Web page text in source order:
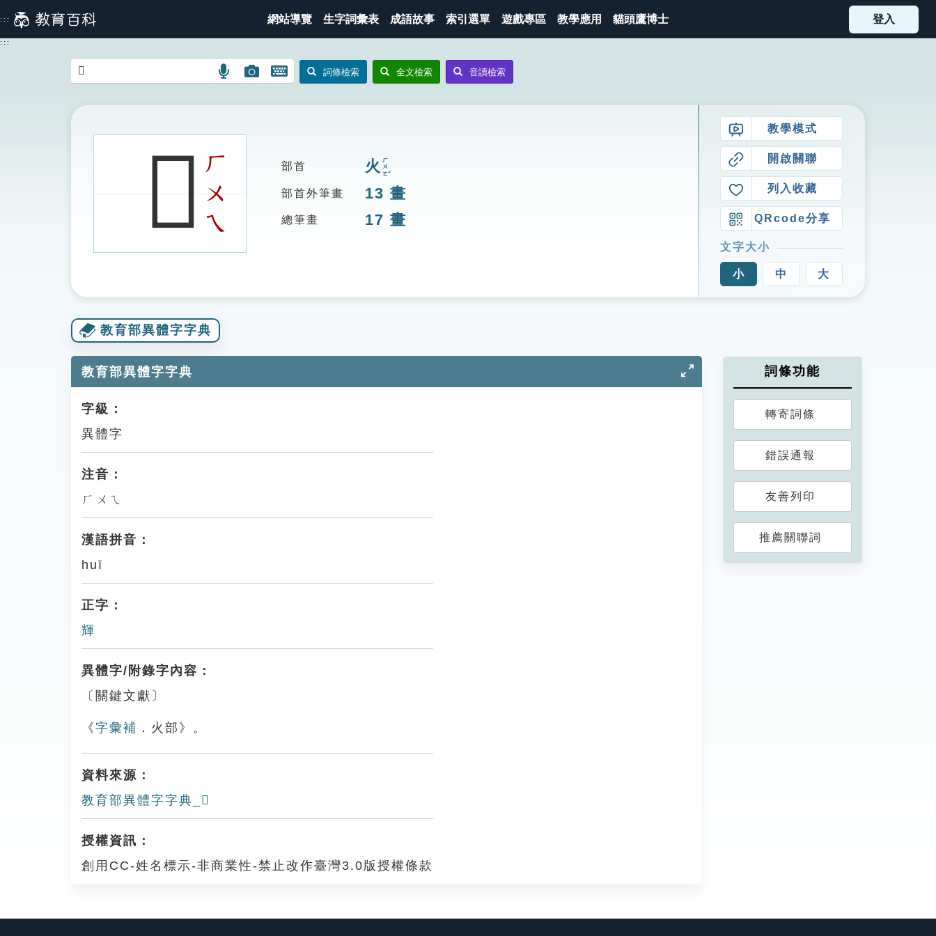
到
主
::: 網站導覽 生字詞彙表 成語故事 索引選單 遊戲專區 教學應用 貓頭鷹博士 登入
:::
語
搜
圖
示
圖
搜
開
鍵
詞條檢索 全文檢索 音讀檢索
𤐕ㄏ
ㄨ
ㄟ
部首 火 ㄏㄨㄛˇ
部首外筆畫 13 畫
總筆畫 17 畫
教學模式
開啟關聯
列入收藏
QRcode分享
文字大小
小 中 大
教育部異體字字典
教育部異體字字典
字級：
異體字
注音：
ㄏㄨㄟ
漢語拼音：
huī
正字：
輝
異體字/附錄字內容：
〔關鍵文獻〕
《字彙補 ．火部》。
資料來源：
教育部異體字字典_𤐕
授權資訊：
創用CC-姓名標示-非商業性-禁止改作臺灣3.0版授權條款
詞條功能
轉寄詞條
錯誤通報
友善列印
推薦關聯詞